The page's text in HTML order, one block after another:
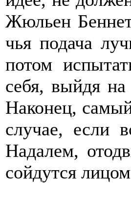
Жюльен
чья подача
потом
себя, выйдя
Наконец,
случае, если
Надалем,
сойдутся